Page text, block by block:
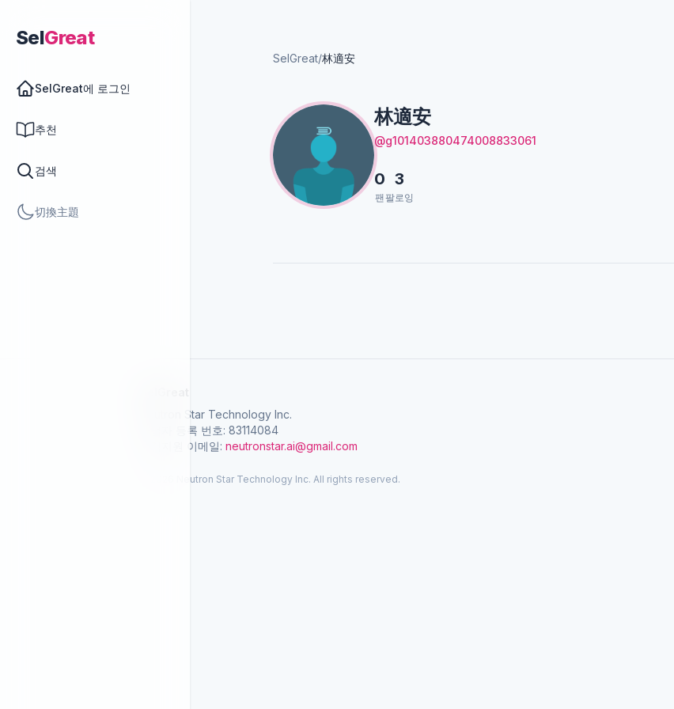
SelGreat
SelGreat에 로그인
추천
검색
切換主題
SelGreat/林適安
林適安
@g101403880474008833061
0
팬
3
팔로잉
Neutron Star Technology Inc.
사업자 등록 번호: 83114084
고객지원 이메일: neutronstar.ai@gmail.com
© 2026 Neutron Star Technology Inc. All rights reserved.